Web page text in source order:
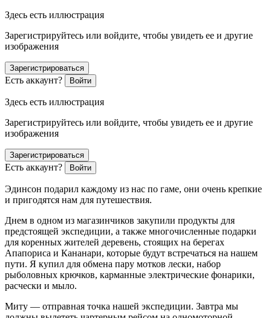
Здесь есть иллюстрация
Зарегистрируйтесь или войдите, чтобы увидеть ее и другие
изображения
Зарегистрироваться
Есть аккаунт? Войти
Здесь есть иллюстрация
Зарегистрируйтесь или войдите, чтобы увидеть ее и другие
изображения
Зарегистрироваться
Есть аккаунт? Войти
Эдинсон подарил каждому из нас по гаме, они очень крепкие
и пригодятся нам для путешествия.
Днем в одном из магазинчиков закупили продукты для
предстоящей экспедиции, а также многочисленные подарки
для коренных жителей деревень, стоящих на берегах
Апапориса и Кананари, которые будут встречаться на нашем
пути. Я купил для обмена пару мотков лески, набор
рыболовных крючков, карманные электрические фонарики,
расчески и мыло.
Миту — отправная точка нашей экспедиции. Завтра мы